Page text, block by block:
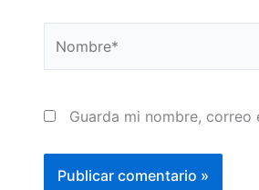
Guarda mi nombre,